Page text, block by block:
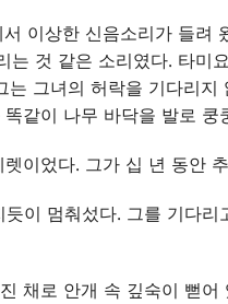
이상한 신음소리가 들려
는 것 같은 소리였다. 타미
그녀의 허락을 기다리
같이 나무 바닥을 발로
이었다. 그가 십 년 동안
이 멈춰섰다. 그를 기다
채로 안개 속 깊숙이 뻗